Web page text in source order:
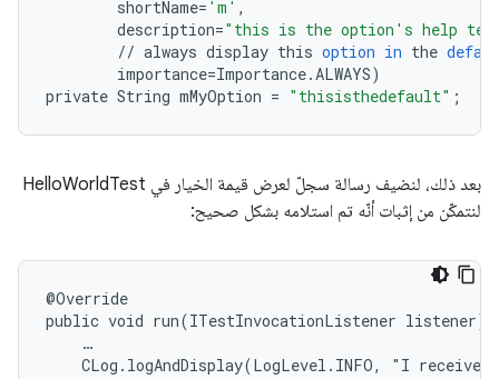
shortName= 'm' ,
description="this is the option's help
// always display this option in the
importance=Importance.ALWAYS)
private String mMyOption = "thisisthedefault" ;
بعد ذلك، لنضيف رسالة سجلّ لعرض قيمة الخيار في HelloWorldTest
لنتمكّن من إثبات أنّه تم استلامه بشكل صحيح:
@Override
public void run(ITestInvocationListener listener)
    …
CLog.logAndDisplay(LogLevel.INFO, "I